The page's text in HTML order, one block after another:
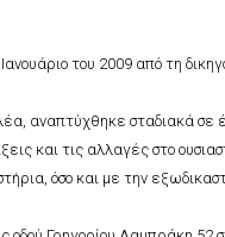
του 2009 από τη
αναπτύχθηκε σταδιακά
και τις αλλαγές στο
όσο και με την